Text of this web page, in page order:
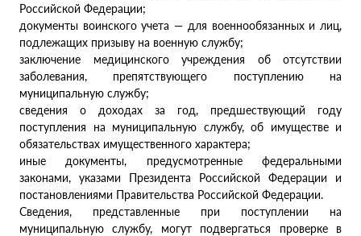
Российской Федерации;
документы воинского учета — для военнообязанных и лиц,
подлежащих призыву на военную службу;
заключение медицинского учреждения об отсутствии
заболевания, препятствующего поступлению на
муниципальную службу;
сведения о доходах за год, предшествующий году
поступления на муниципальную службу, об имуществе и
обязательствах имущественного характера;
иные документы, предусмотренные федеральными
законами, указами Президента Российской Федерации и
постановлениями Правительства Российской Федерации.
Сведения, представленные при поступлении на
муниципальную службу, могут подвергаться проверке в